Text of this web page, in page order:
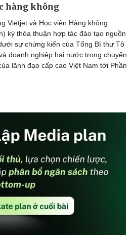
hàng không
Vietjet và Học viện Hàng không
ký thỏa thuận hợp tác đào tạo nguồn
sự chứng kiến của Tổng Bí thư Tô
doanh nghiệp hai nước trong chuyến
lãnh đạo cấp cao Việt Nam tới Phần